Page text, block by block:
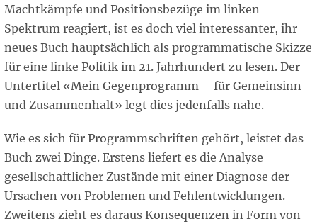
Machtkämpfe und Positionsbezüge im linken
Spektrum reagiert, ist es doch viel interessanter, ihr
neues Buch hauptsächlich als programmatische Skizze
für eine linke Politik im 21. Jahrhundert zu lesen. Der
Untertitel «Mein Gegenprogramm – für Gemeinsinn
und Zusammenhalt» legt dies jedenfalls nahe.
Wie es sich für Programmschriften gehört, leistet das
Buch zwei Dinge. Erstens liefert es die Analyse
gesellschaftlicher Zustände mit einer Diagnose der
Ursachen von Problemen und Fehlentwicklungen.
Zweitens zieht es daraus Konsequenzen in Form von